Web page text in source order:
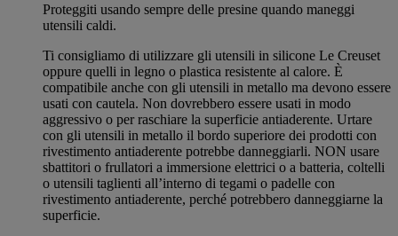
Proteggiti usando sempre delle presine quando maneggi
utensili caldi.
Ti consigliamo di utilizzare gli utensili in silicone Le Creuset
oppure quelli in legno o plastica resistente al calore. È
compatibile anche con gli utensili in metallo ma devono essere
usati con cautela. Non dovrebbero essere usati in modo
aggressivo o per raschiare la superficie antiaderente. Urtare
con gli utensili in metallo il bordo superiore dei prodotti con
rivestimento antiaderente potrebbe danneggiarli. NON usare
sbattitori o frullatori a immersione elettrici o a batteria, coltelli
o utensili taglienti all’interno di tegami o padelle con
rivestimento antiaderente, perché potrebbero danneggiarne la
superficie.